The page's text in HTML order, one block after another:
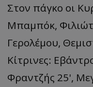
Στον πάγκο οι
Μπαμπόκ,
Γερολέμου,
Κίτρινες:
Φραντζής 25',